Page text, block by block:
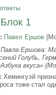
1
Павел Ершов
Ершова:
Голубь,
вкуса»
: Хемингуэй
тоже стал